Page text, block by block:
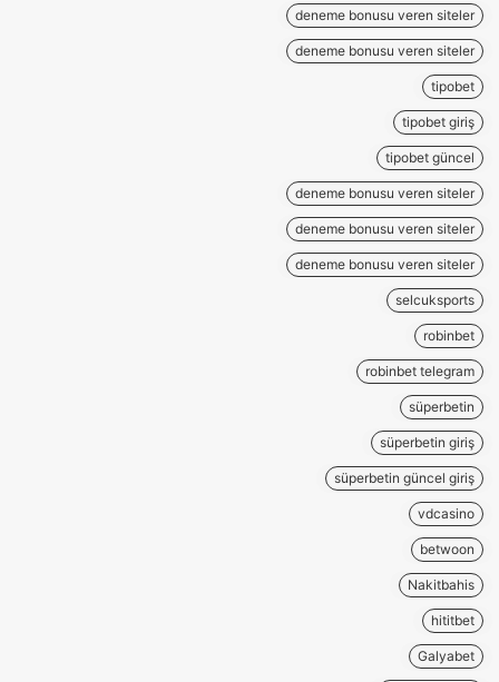
deneme bonusu veren siteler
deneme bonusu veren siteler
tipobet
tipobet giriş
tipobet güncel
deneme bonusu veren siteler
deneme bonusu veren siteler
deneme bonusu veren siteler
selcuksports
robinbet
robinbet telegram
süperbetin
süperbetin giriş
süperbetin güncel giriş
vdcasino
betwoon
Nakitbahis
hititbet
Galyabet